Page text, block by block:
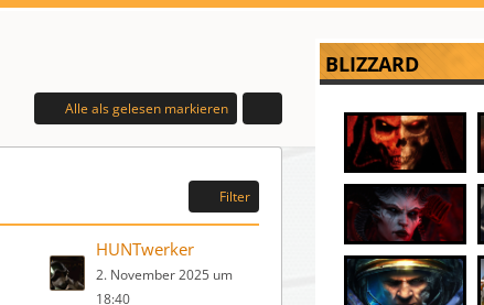
Alle als gelesen markieren
Filter
HUNTwerker
2. November 2025 um
18:40
BLIZZARD